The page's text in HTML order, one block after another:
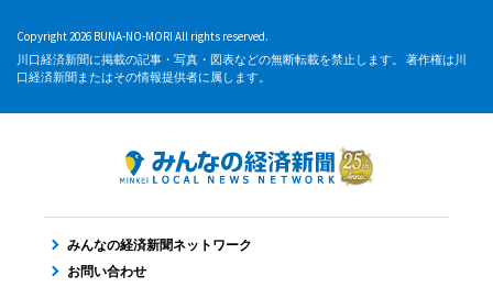
Copyright 2026 BUNA-NO-MORI All rights reserved.
川口経済新聞に掲載の記事・写真・図表などの無断転載を禁止します。 著作権は川
口経済新聞またはその情報提供者に属します。
みんなの経済新聞ネットワーク
お問い合わせ